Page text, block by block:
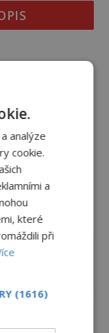
analýze
cookie.
a
které
při
(1616)